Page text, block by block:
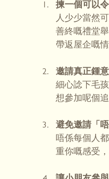
揀一個可以
人少少當然
善終嘅禮堂
帶返屋企嘅
邀請真正鍾
細心諗下毛
想參加呢個追
避免邀請「
唔係每個人
重你嘅感受